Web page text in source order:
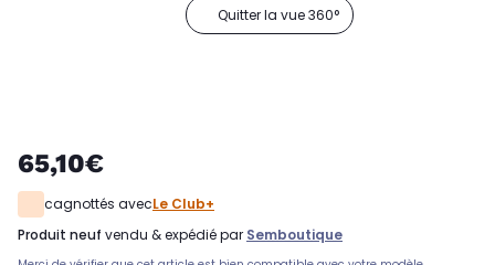
Quitter la vue 360°
65,10€
cagnottés avecLe Club+
produit neuf vendu & expédié par Semboutique